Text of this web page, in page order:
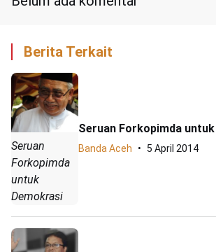
Berita Terkait
Seruan
Forkopimda
untuk
Demokrasi
Seruan Forkopimda
Banda Aceh 5 April 2014